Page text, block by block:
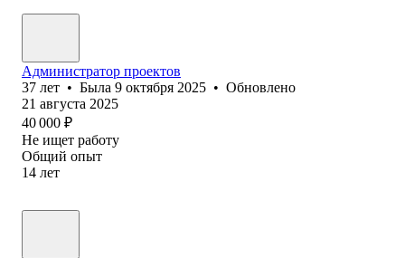
Администратор проектов
37 лет • Была 9 октября 2025 • Обновлено
21 августа 2025
40 000 ₽
Не ищет работу
Общий опыт
14 лет